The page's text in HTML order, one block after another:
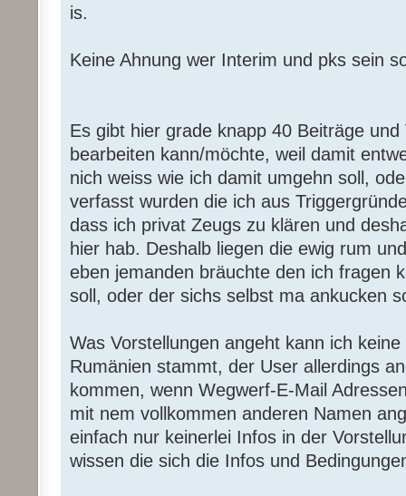
is.
Keine Ahnung wer Interim und pks sein
Es gibt hier grade knapp 40 Beiträge
bearbeiten kann/möchte, weil damit
nich weiss wie ich damit umgehn soll,
verfasst wurden die ich aus
dass ich privat Zeugs zu klären und
hier hab. Deshalb liegen die ewig rum
eben jemanden bräuchte den ich fragen
soll, oder der sichs selbst ma ankucken
Was Vorstellungen angeht kann ich
Rumänien stammt, der User allerdings
kommen, wenn Wegwerf-E-Mail
mit nem vollkommen anderen Namen
einfach nur keinerlei Infos in der
wissen die sich die Infos und